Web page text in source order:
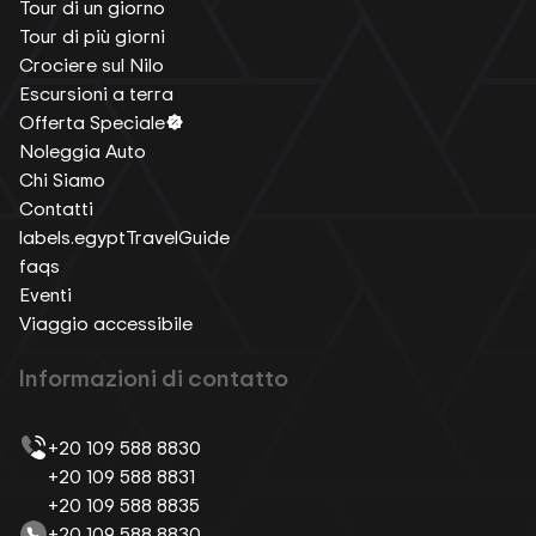
Tour di un giorno
Tour di più giorni
Crociere sul Nilo
Escursioni a terra
Offerta Speciale
Noleggia Auto
Chi Siamo
Contatti
labels.egyptTravelGuide
faqs
Eventi
Viaggio accessibile
Informazioni di contatto
+20 109 588 8830
+20 109 588 8831
+20 109 588 8835